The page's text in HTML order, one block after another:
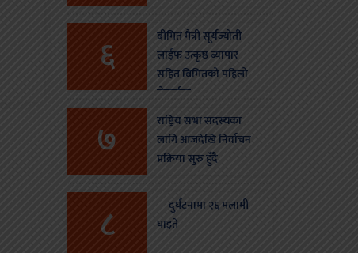
६
बीमित मैत्री सूर्यज्योती
लाईफ उत्कृष्ठ ब्यापार
सहित बिमितको पहिलो
रोजाईमा
७
राष्ट्रिय सभा सदस्यका
लागि आजदेखि निर्वाचन
प्रक्रिया सुरु हुँदै
८
दुर्घटनामा २६ मलामी
घाइते